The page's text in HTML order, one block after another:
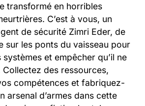
transformé en horribles
C’est à vous, un
de sécurité Zimri Eder, de
sur les ponts du vaisseau pour
et empêcher qu’il ne
des ressources,
compétences et fabriquez-
arsenal d’armes dans cette